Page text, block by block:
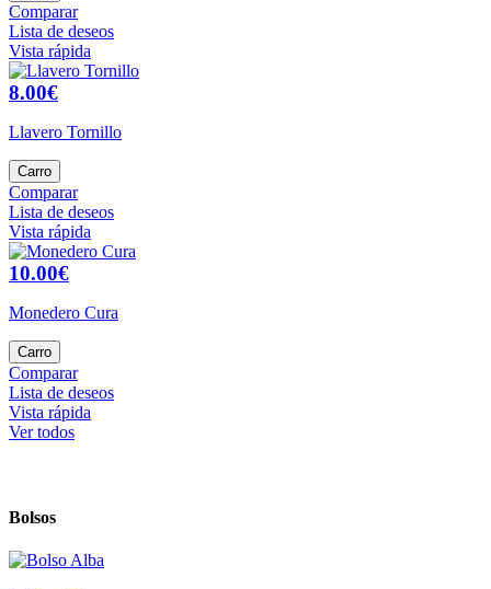
Comparar
Lista de deseos
Vista rápida
8.00€
Llavero Tornillo
Carro
Comparar
Lista de deseos
Vista rápida
10.00€
Monedero Cura
Carro
Comparar
Lista de deseos
Vista rápida
Ver todos
Bolsos